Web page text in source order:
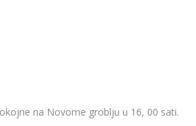
na Novome groblju u 16, 00 sati.